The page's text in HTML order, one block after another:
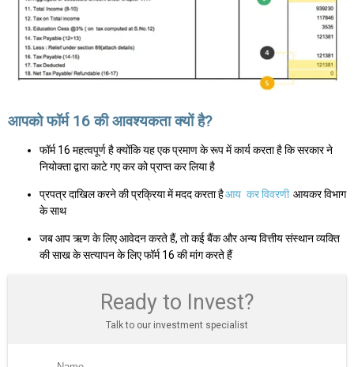
आपको फॉर्म 16 की आवश्यकता क्यों है?
फॉर्म 16 महत्वपूर्ण है क्योंकि यह एक प्रमाण के रूप में कार्य करता है कि सरकार ने
नियोक्ता द्वारा काटे गए कर को प्राप्त कर लिया है
प्रपत्र दाखिल करने की प्रक्रिया में मदद करता हैआय कर विवरणी आयकर विभाग
के साथ
जब आप ऋण के लिए आवेदन करते हैं, तो कई बैंक और अन्य वित्तीय संस्थान व्यक्ति
की साख के सत्यापन के लिए फॉर्म 16 की मांग करते हैं
Ready to Invest?
Talk to our investment specialist